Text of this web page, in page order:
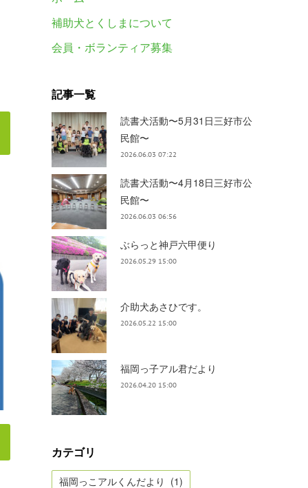
補助犬とくしまについて
会員・ボランティア募集
記事一覧
読書犬活動〜5月31日三好市公
民館〜
2026.06.03 07:22
読書犬活動〜4月18日三好市公
民館〜
2026.06.03 06:56
ぶらっと神戸六甲便り
2026.05.29 15:00
介助犬あさひです。
2026.05.22 15:00
福岡っ子アル君だより
2026.04.20 15:00
カテゴリ
福岡っこアルくんだより (1)